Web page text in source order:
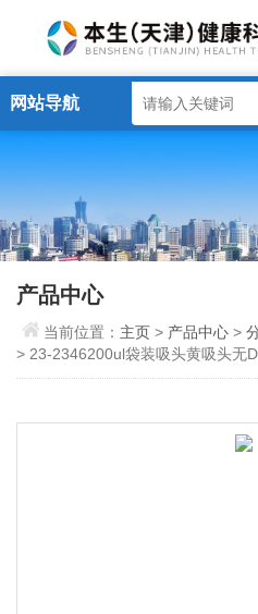
网站导航
产品中心
当前位置： 主页> 产品中心 >
> 23-2346200ul袋装吸头黄吸头无